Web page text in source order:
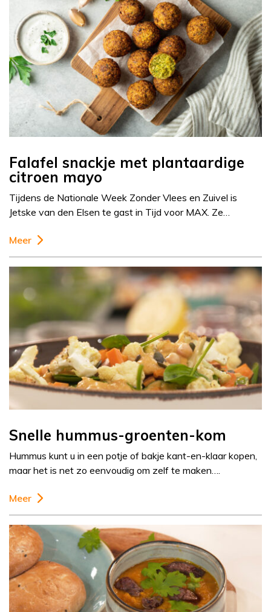
Falafel snackje met plantaardige
citroen mayo
Tijdens de Nationale Week Zonder Vlees en Zuivel is
Jetske van den Elsen te gast in Tijd voor MAX. Ze…
Meer
Snelle hummus-groenten-kom
Hummus kunt u in een potje of bakje kant-en-klaar kopen,
maar het is net zo eenvoudig om zelf te maken….
Meer